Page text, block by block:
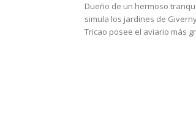
Dueño de un hermoso
simula los jardines de
Tricao posee el aviario más